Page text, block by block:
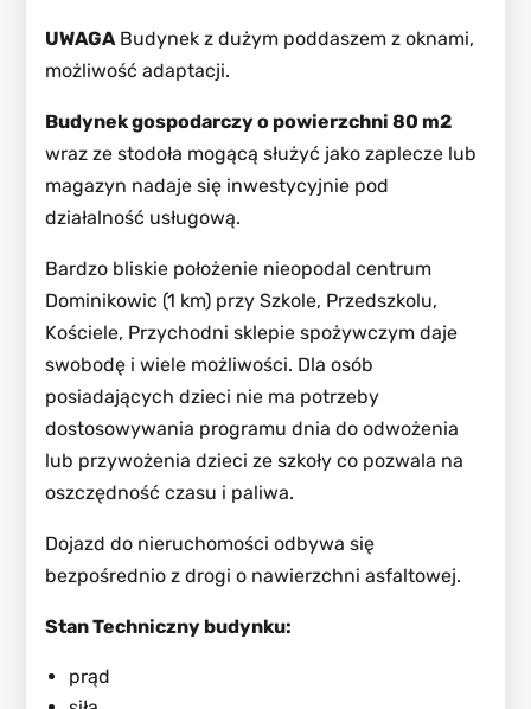
UWAGA Budynek z dużym poddaszem z oknami,
możliwość adaptacji.
Budynek gospodarczy o powierzchni 80 m2
wraz ze stodoła mogącą służyć jako zaplecze lub
magazyn nadaje się inwestycyjnie pod
działalność usługową.
Bardzo bliskie położenie nieopodal centrum
Dominikowic (1 km) przy Szkole, Przedszkolu,
Kościele, Przychodni sklepie spożywczym daje
swobodę i wiele możliwości. Dla osób
posiadających dzieci nie ma potrzeby
dostosowywania programu dnia do odwożenia
lub przywożenia dzieci ze szkoły co pozwala na
oszczędność czasu i paliwa.
Dojazd do nieruchomości odbywa się
bezpośrednio z drogi o nawierzchni asfaltowej.
Stan Techniczny budynku:
prąd